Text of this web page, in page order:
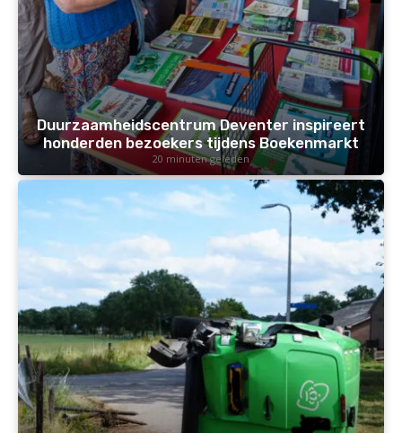
Duurzaamheidscentrum Deventer inspireert
honderden bezoekers tijdens Boekenmarkt
20 minuten geleden